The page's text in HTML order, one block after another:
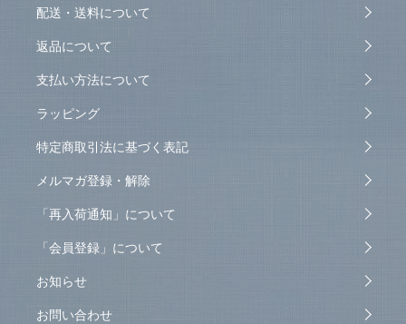
配送・送料について
返品について
支払い方法について
ラッピング
特定商取引法に基づく表記
メルマガ登録・解除
「再入荷通知」について
「会員登録」について
お知らせ
お問い合わせ